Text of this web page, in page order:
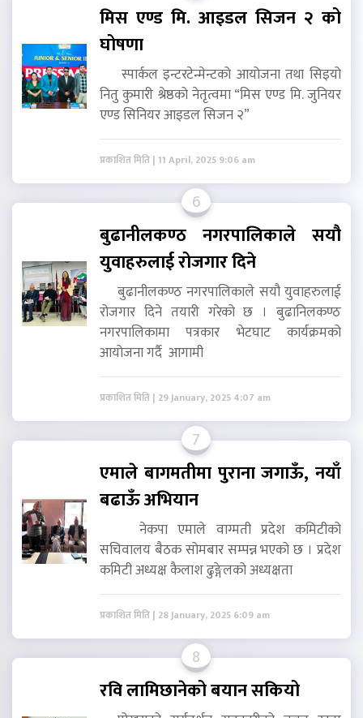
मिस एण्ड मि. आइडल सिजन २ को
घोषणा
स्पार्कल इन्टरटेन्मेन्टको आयोजना तथा सिइयो
नितु कुमारी श्रेष्ठको नेतृत्वमा “मिस एण्ड मि. जुनियर
एण्ड सिनियर आइडल सिजन २”
प्रकाशित मिति | 11 April, 2025 9:06 am
6
बुढानीलकण्ठ नगरपालिकाले सयौ
युवाहरुलाई रोजगार दिने
बुढानीलकण्ठ नगरपालिकाले सयौ युवाहरुलाई
रोजगार दिने तयारी गरेको छ । बुढानिलकण्ठ
नगरपालिकामा पत्रकार भेटघाट कार्यक्रमको
आयोजना गर्दै आगामी
प्रकाशित मिति | 29 January, 2025 4:07 am
7
एमाले बागमतीमा पुराना जगाऊँ, नयाँ
बढाऊँ अभियान
नेकपा एमाले वाग्मती प्रदेश कमिटीको
सचिवालय बैठक सोमबार सम्पन्न भएको छ । प्रदेश
कमिटी अध्यक्ष कैलाश ढुङ्गेलको अध्यक्षता
प्रकाशित मिति | 28 January, 2025 6:09 am
8
रवि लामिछानेको बयान सकियो